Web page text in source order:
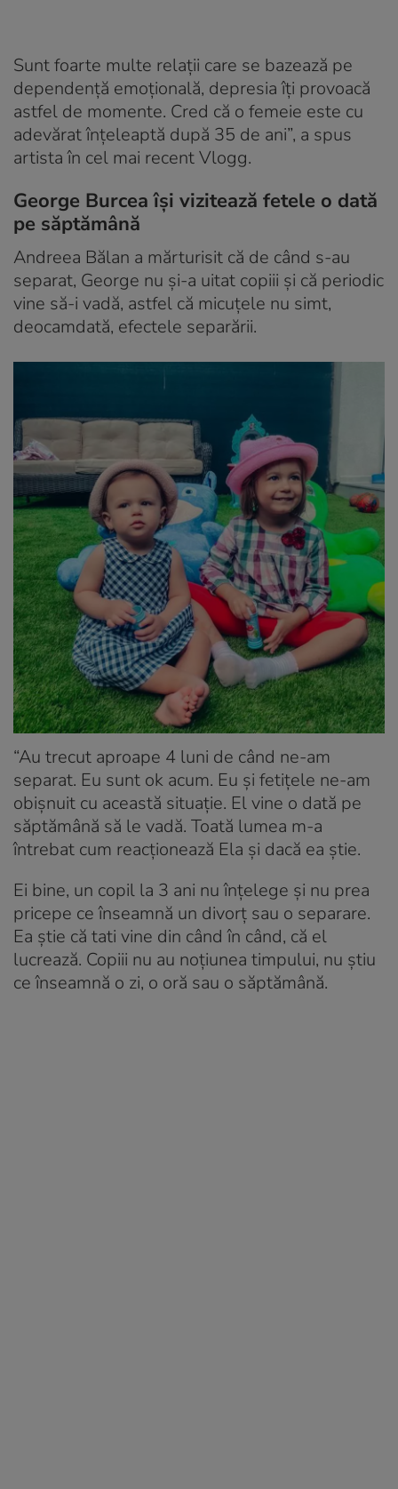
Sunt foarte multe relații care se bazează pe
dependență emoțională, depresia îți provoacă
astfel de momente. Cred că o femeie este cu
adevărat înțeleaptă după 35 de ani”, a spus
artista în cel mai recent Vlogg.
George Burcea își vizitează fetele o dată
pe săptămână
Andreea Bălan a mărturisit că de când s-au
separat, George nu și-a uitat copiii și că periodic
vine să-i vadă, astfel că micuțele nu simt,
deocamdată, efectele separării.
“Au trecut aproape 4 luni de când ne-am
separat. Eu sunt ok acum. Eu și fetițele ne-am
obișnuit cu această situație. El vine o dată pe
săptămână să le vadă. Toată lumea m-a
întrebat cum reacționează Ela și dacă ea știe.
Ei bine, un copil la 3 ani nu înțelege și nu prea
pricepe ce înseamnă un divorț sau o separare.
Ea știe că tati vine din când în când, că el
lucrează. Copiii nu au noțiunea timpului, nu știu
ce înseamnă o zi, o oră sau o săptămână.